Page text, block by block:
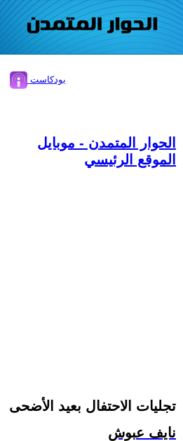
بودكاست
الحوار المتمدن - موبايل
الموقع الرئيسي
تجليات الاحتفال بعيد الأضحى
نايف عبوش